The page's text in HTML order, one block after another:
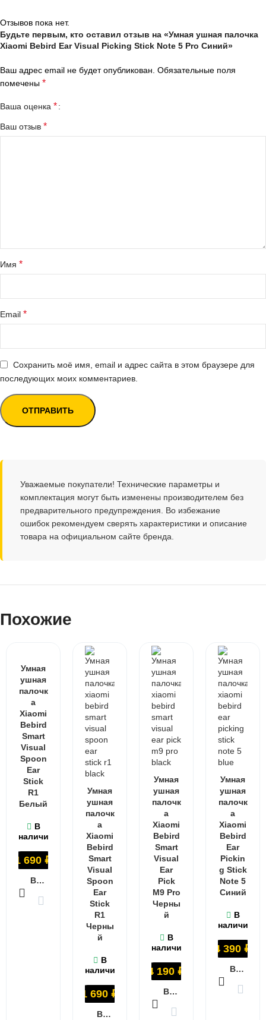
Отзывов пока нет.
Будьте первым, кто оставил отзыв на «Умная ушная палочка
Xiaomi Bebird Ear Visual Picking Stick Note 5 Pro Синий»
Ваш адрес email не будет опубликован. Обязательные поля
помечены *
Ваша оценка *
Ваш отзыв *
Имя *
Email *
Сохранить моё имя, email и адрес сайта в этом браузере для
последующих моих комментариев.
Уважаемые покупатели! Технические параметры и
комплектация могут быть изменены производителем без
предварительного предупреждения. Во избежание
ошибок рекомендуем сверять характеристики и описание
товара на официальном сайте бренда.
Похожие
Умная
ушная
палочк
а
Xiaomi
Bebird
Smart
Visual
Spoon
Ear
Stick
R1
Белый
В
наличии
1 690 ₽
В КОРЗИНУ
Умная
ушная
палочк
а
Xiaomi
Bebird
Smart
Visual
Spoon
Ear
Stick
R1
Черны
й
В
наличии
1 690 ₽
В КОРЗИНУ
Умная
ушная
палочк
а
Xiaomi
Bebird
Smart
Visual
Ear
Pick
M9 Pro
Черны
й
В
наличии
4 190 ₽
В КОРЗИНУ
Умная
ушная
палочк
а
Xiaomi
Bebird
Ear
Pickin
g Stick
Note 5
Синий
В
наличии
4 390 ₽
В КОРЗИНУ